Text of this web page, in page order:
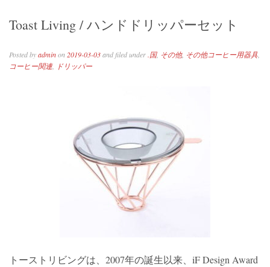
Toast Living / ハンドドリッパーセット
Posted byadminon 2019-03-03and filed under.国, その他, その他コーヒー用器具,
コーヒー関連, ドリッパー
トーストリビングは、2007年の誕生以来、iF Design Award